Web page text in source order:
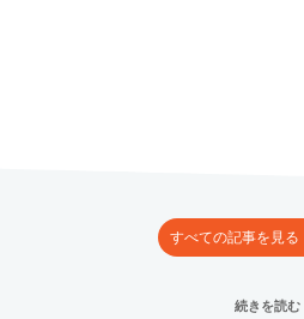
すべての記事を見る
続きを読む